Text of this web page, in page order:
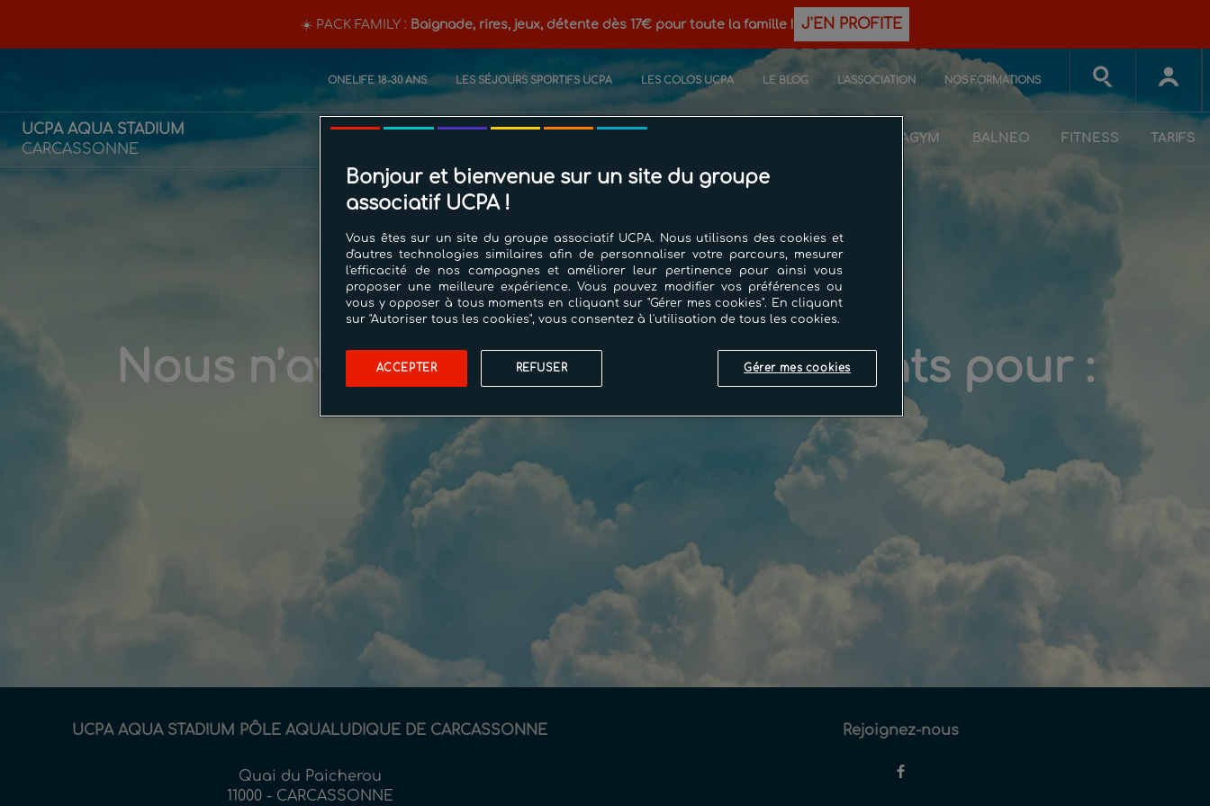
☀️ PACK FAMILY : Baignade, rires, jeux, détente dès 17€ pour toute la famille ! J'EN PROFITE
ONELIFE 18-30 ANS LES SÉJOURS SPORTIFS UCPA LES COLOS UCPA LE BLOG L'ASSOCIATION NOS FORMATIONS
UCPA AQUA STADIUM
CARCASSONNE
AQUAGYM BALNEO FITNESS TARIFS
Nous n’avons pas trouvé de résultats pour :
UCPA AQUA STADIUM PÔLE AQUALUDIQUE DE CARCASSONNE
Quai du Paicherou
11000 - CARCASSONNE
Rejoignez-nous
Bonjour et bienvenue sur un site du groupe
associatif UCPA !
Vous êtes sur un site du groupe associatif UCPA. Nous utilisons des cookies et
d'autres technologies similaires afin de personnaliser votre parcours, mesurer
l'efficacité de nos campagnes et améliorer leur pertinence pour ainsi vous
proposer une meilleure expérience. Vous pouvez modifier vos préférences ou
vous y opposer à tous moments en cliquant sur "Gérer mes cookies". En cliquant
sur "Autoriser tous les cookies", vous consentez à l'utilisation de tous les cookies.
Gérer mes cookies
REFUSER
ACCEPTER